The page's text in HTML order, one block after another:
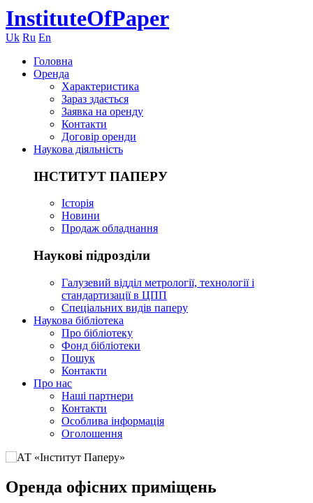
InstituteOfPaper
Uk Ru En
Головна
Оренда
Характеристика
Зараз здається
Заявка на оренду
Контакти
Договір оренди
Наукова діяльність
ІНСТИТУТ ПАПЕРУ
Історія
Новини
Продаж обладнання
Наукові підрозділи
Галузевий відділ метрології, технології і
стандартизації в ЦПП
Спеціальних видів паперу
Наукова бібліотека
Про бібліотеку
Фонд бібліотеки
Пошук
Контакти
Про нас
Наші партнери
Контакти
Особлива інформація
Оголошення
Оренда офісних приміщень